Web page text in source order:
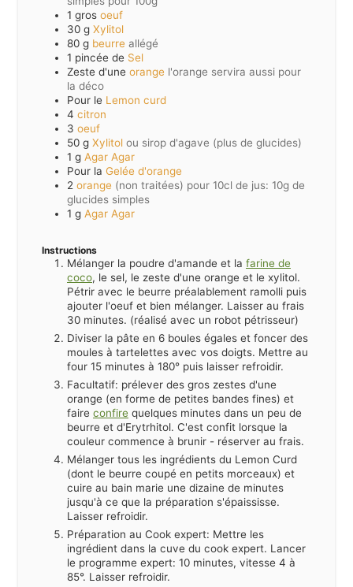
1 gros oeuf
30 g Xylitol
80 g beurre allégé
1 pincée de Sel
Zeste d'une orange l'orange servira aussi pour
la déco
Pour le Lemon curd
4 citron
3 oeuf
50 g Xylitol ou sirop d'agave (plus de glucides)
1 g Agar Agar
Pour la Gelée d'orange
2 orange (non traitées) pour 10cl de jus: 10g de
glucides simples
1 g Agar Agar
Instructions
Mélanger la poudre d'amande et la farine de
coco, le sel, le zeste d'une orange et le xylitol.
Pétrir avec le beurre préalablement ramolli puis
ajouter l'oeuf et bien mélanger. Laisser au frais
30 minutes. (réalisé avec un robot pétrisseur)
Diviser la pâte en 6 boules égales et foncer des
moules à tartelettes avec vos doigts. Mettre au
four 15 minutes à 180° puis laisser refroidir.
Facultatif: prélever des gros zestes d'une
orange (en forme de petites bandes fines) et
faire confire quelques minutes dans un peu de
beurre et d'Erytrhitol. C'est confit lorsque la
couleur commence à brunir - réserver au frais.
Mélanger tous les ingrédients du Lemon Curd
(dont le beurre coupé en petits morceaux) et
cuire au bain marie une dizaine de minutes
jusqu'à ce que la préparation s'épaississe.
Laisser refroidir.
Préparation au Cook expert: Mettre les
ingrédient dans la cuve du cook expert. Lancer
le programme expert: 10 minutes, vitesse 4 à
85°. Laisser refroidir.